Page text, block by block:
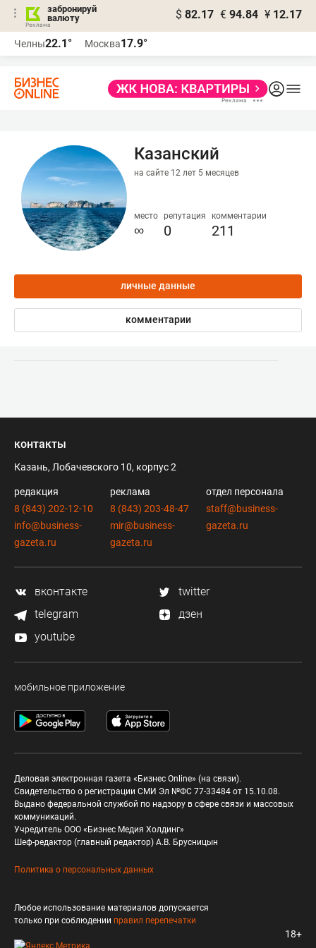
забронируй
валюту
$ 82.17 € 94.84 ¥ 12.17
Челны22.1° Москва17.9°
Казанский
на сайте 12 лет 5 месяцев
место
∞
репутация
0
комментарии
211
личные данные
комментарии
контакты
Казань, Лобачевского 10, корпус 2
редакция
8 (843) 202-12-10
info@business-
gazeta.ru
реклама
8 (843) 203-48-47
mir@business-
gazeta.ru
отдел персонала
staff@business-
gazeta.ru
вконтакте
twitter
telegram
дзен
youtube
мобильное приложение
Деловая электронная газета «Бизнес Online» (на связи).
Свидетельство о регистрации СМИ Эл №ФС 77-33484 от 15.10.08.
Выдано федеральной службой по надзору в сфере связи и массовых
коммуникаций.
Учредитель ООО «Бизнес Медия Холдинг»
Шеф-редактор (главный редактор) А.В. Брусницын
Политика о персональных данных
Любое использование материалов допускается
только при соблюдении правил перепечатки
18+